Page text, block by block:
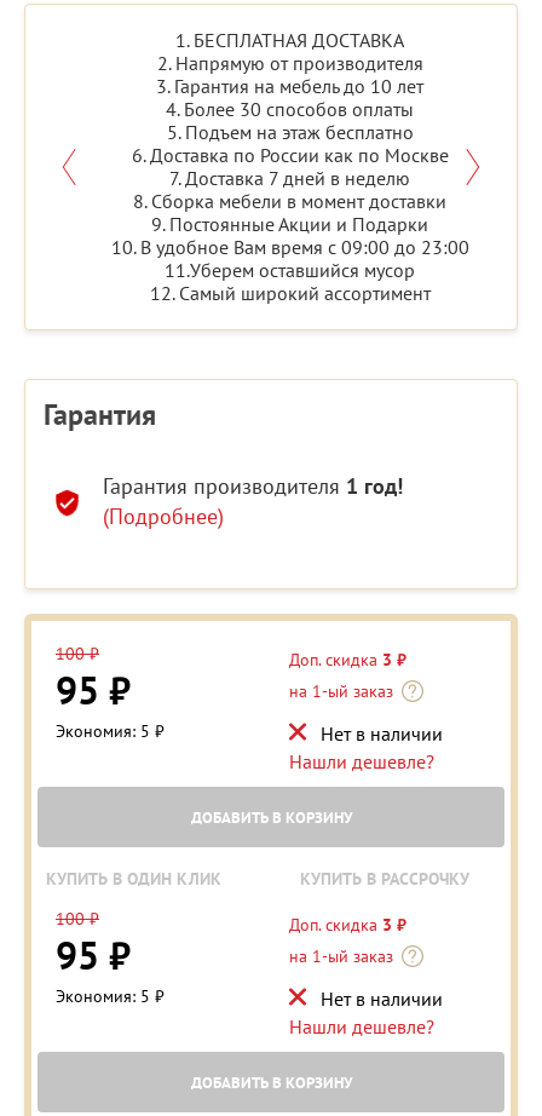
1. БЕСПЛАТНАЯ ДОСТАВКА
2. Напрямую от производителя
3. Гарантия на мебель до 10 лет
4. Более 30 способов оплаты
5. Подъем на этаж бесплатно
6. Доставка по России как по Москве
7. Доставка 7 дней в неделю
8. Сборка мебели в момент доставки
9. Постоянные Акции и Подарки
10. В удобное Вам время с 09:00 до 23:00
11.Уберем оставшийся мусор
12. Самый широкий ассортимент
Гарантия
Гарантия производителя 1 год!
(Подробнее)
100 ₽
95 ₽
Экономия: 5 ₽
Доп. скидка 3 ₽
на 1-ый заказ
Нет в наличии
Нашли дешевле?
ДОБАВИТЬ В КОРЗИНУ
КУПИТЬ В ОДИН КЛИК
КУПИТЬ В РАССРОЧКУ
100 ₽
95 ₽
Экономия: 5 ₽
Доп. скидка 3 ₽
на 1-ый заказ
Нет в наличии
Нашли дешевле?
ДОБАВИТЬ В КОРЗИНУ